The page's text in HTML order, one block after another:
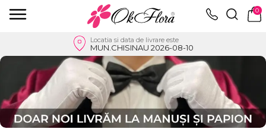
0
Locatia si data de livrare este
MUN.CHISINAU 2026-08-10